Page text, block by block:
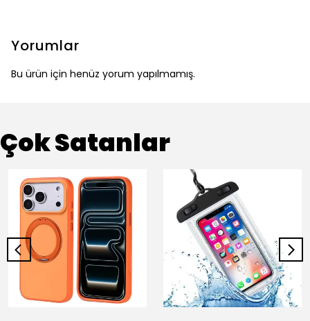
Yorumlar
Bu ürün için henüz yorum yapılmamış.
Çok Satanlar